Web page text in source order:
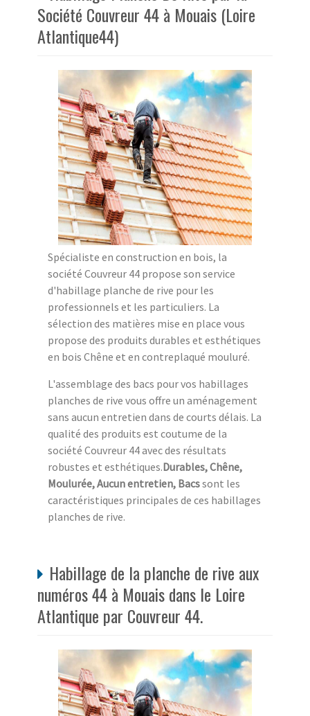
Société Couvreur 44 à Mouais (Loire
Atlantique44)
Spécialiste en construction en bois, la
société Couvreur 44 propose son service
d'habillage planche de rive pour les
professionnels et les particuliers. La
sélection des matières mise en place vous
propose des produits durables et esthétiques
en bois Chêne et en contreplaqué mouluré.
L'assemblage des bacs pour vos habillages
planches de rive vous offre un aménagement
sans aucun entretien dans de courts délais. La
qualité des produits est coutume de la
société Couvreur 44 avec des résultats
robustes et esthétiques.Durables, Chêne,
Moulurée, Aucun entretien, Bacssont les
caractéristiques principales de ces habillages
planches de rive.
Habillage de la planche de rive aux
numéros 44 à Mouais dans le Loire
Atlantique par Couvreur 44.